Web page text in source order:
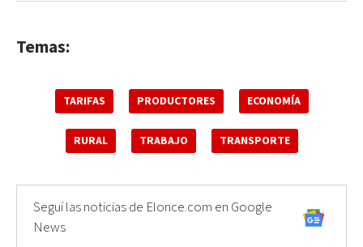
Temas:
TARIFAS PRODUCTORES ECONOMÍA
RURAL TRABAJO TRANSPORTE
Seguí las noticias de Elonce.com en Google
News